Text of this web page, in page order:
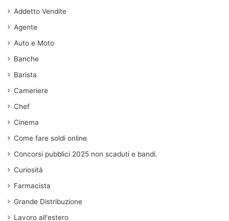
Addetto Vendite
Agente
Auto e Moto
Banche
Barista
Cameriere
Chef
Cinema
Come fare soldi online
Concorsi pubblici 2025 non scaduti e bandi.
Curiosità
Farmacista
Grande Distribuzione
Lavoro all'estero